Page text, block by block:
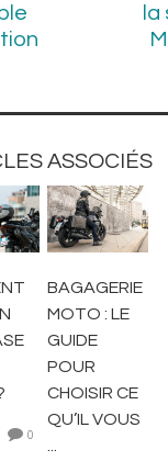
ASSOCIÉS
0
CONSEILS
BAGAGERIE
MOTO : LE
GUIDE
POUR
CHOISIR CE
QU’IL VOUS